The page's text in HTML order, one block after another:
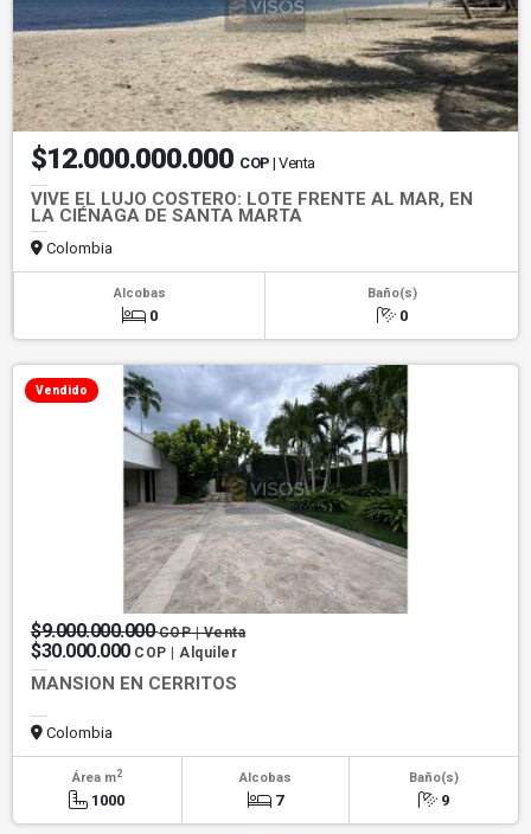
$12.000.000.000 COP | Venta
VIVE EL LUJO COSTERO: LOTE FRENTE AL MAR, EN
LA CIÉNAGA DE SANTA MARTA
Colombia
Alcobas
0
Baño(s)
0
Vendido
$9.000.000.000COP | Venta
$30.000.000 COP | Alquiler
MANSION EN CERRITOS
Colombia
Área m2
1000
Alcobas
7
Baño(s)
9